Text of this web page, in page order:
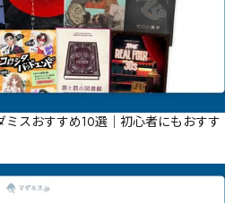
ミスおすすめ10選｜初心者にもおすす